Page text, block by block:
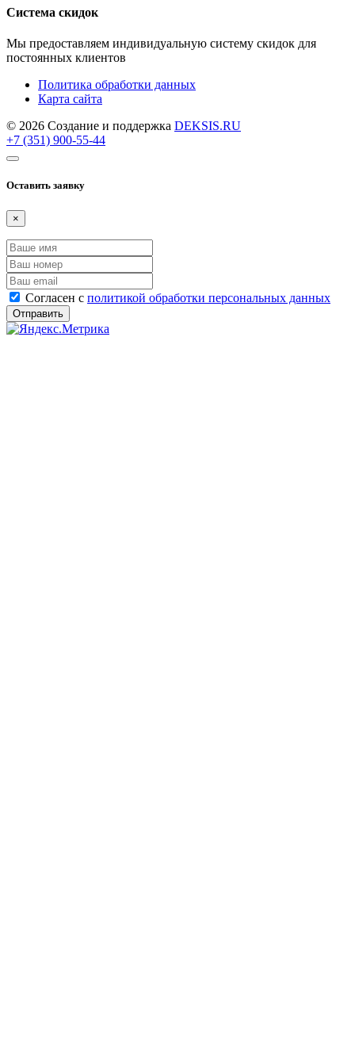
Система скидок
Мы предоставляем индивидуальную систему скидок для
постоянных клиентов
Политика обработки данных
Карта сайта
© 2026 Создание и поддержка DEKSIS.RU
+7 (351) 900-55-44
Оставить заявку
×
Согласен с политикой обработки персональных данных
Отправить